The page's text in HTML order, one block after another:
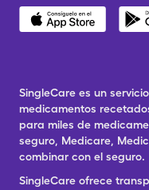
SingleCare es un
medicamentos
para miles de
seguro, Medicare,
combinar con el seguro.
SingleCare ofrece